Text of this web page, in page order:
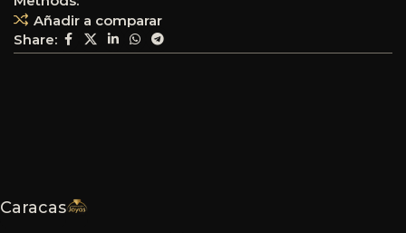
Añadir a comparar
Share:
Caracas